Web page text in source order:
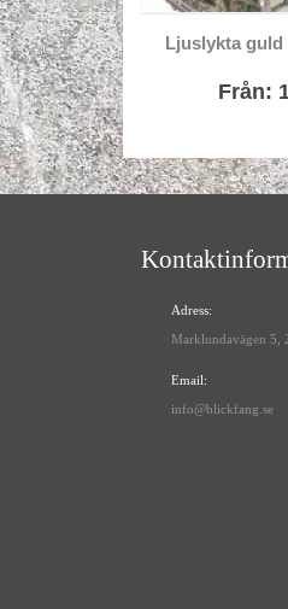
Den här produkten har flera varianter. De olika alternativen kan väljas på produktsidan
Från:
Adress:
Marklundavägen 5,
Email:
info@blickfang.se